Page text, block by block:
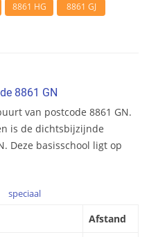
8861 HG 8861 GJ
8861 GN
van postcode 8861 GN.
is de dichtsbijzijnde
Deze basisschool ligt op
speciaal
Afstand